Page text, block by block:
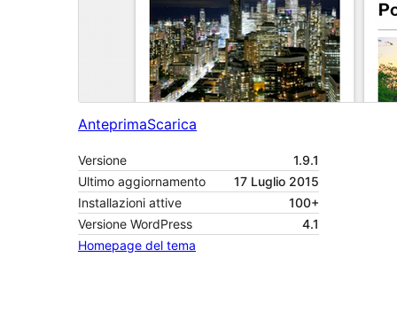
AnteprimaScarica
Versione
1.9.1
Ultimo aggiornamento
17 Luglio 2015
Installazioni attive
100+
Versione WordPress
4.1
Homepage del tema